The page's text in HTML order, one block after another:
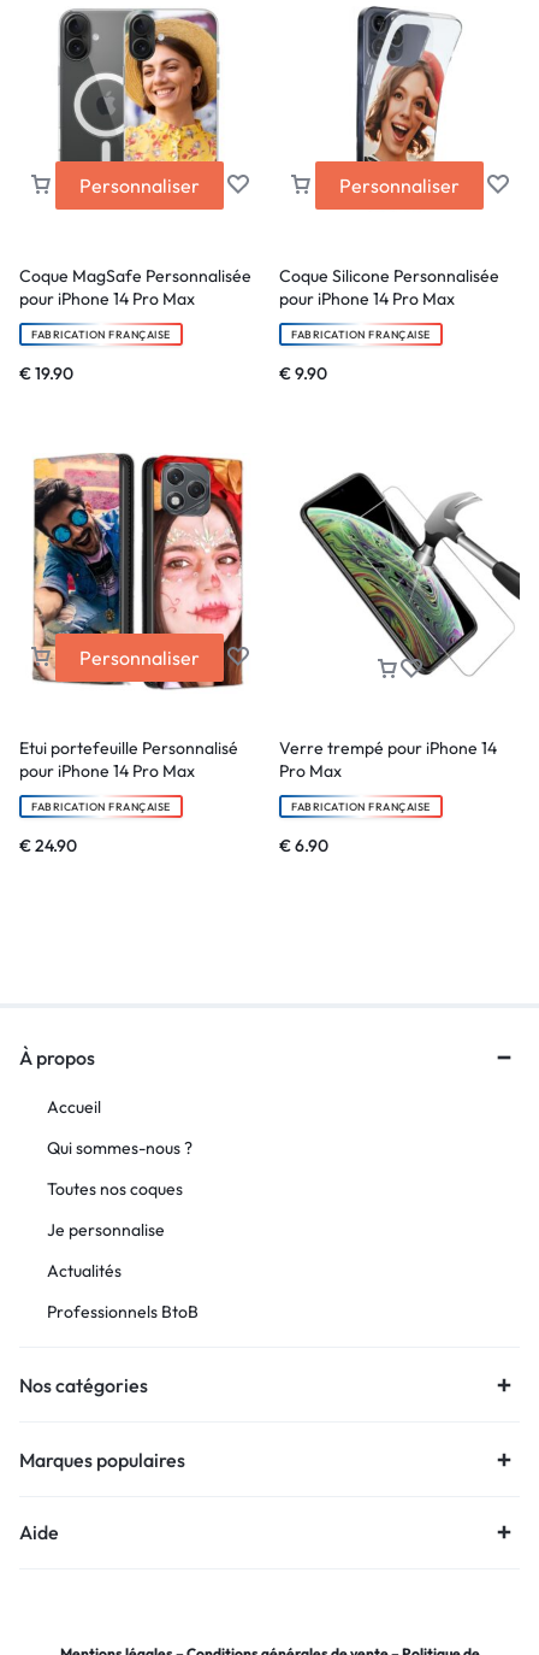
Personnaliser
Coque MagSafe Personnalisée
pour iPhone 14 Pro Max
FABRICATION FRANÇAISE
€19.90
Personnaliser
Coque Silicone Personnalisée
pour iPhone 14 Pro Max
FABRICATION FRANÇAISE
€9.90
Personnaliser
Etui portefeuille Personnalisé
pour iPhone 14 Pro Max
FABRICATION FRANÇAISE
€24.90
Verre trempé pour iPhone 14
Pro Max
FABRICATION FRANÇAISE
€6.90
À propos
Accueil
Qui sommes-nous ?
Toutes nos coques
Je personnalise
Actualités
Professionnels BtoB
Nos catégories
Marques populaires
Aide